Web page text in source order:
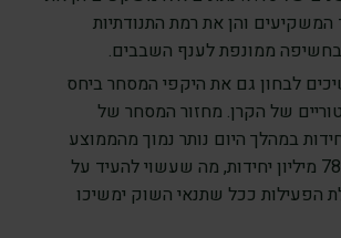
המשקיעים והן את רמת התנודתיות
ממונפת לענף השבבים.
לבחון גם את היקפי המסחר ביחס
של הקרן. מחזור המסחר של
יחידות במהלך היום נותר נמוך מהממוצע
העומד על כ-78.75 מיליון יחידות, מה שעשוי להעיד על
הפעילות ככל שתנאי השוק ימשיכו